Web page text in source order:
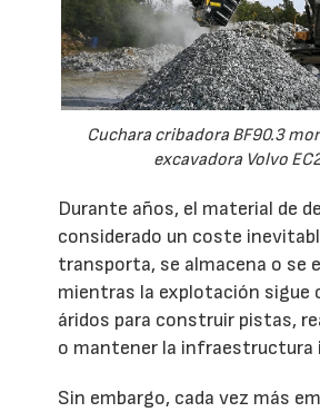
Cuchara cribadora BF90.3
excavadora Volvo
Durante años, el material de
considerado un coste
transporta, se almacena o se
mientras la explotación sigue
áridos para construir pistas,
o mantener la infraestructura
Sin embargo, cada vez más